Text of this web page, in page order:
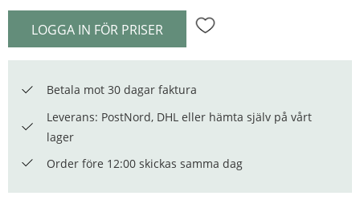
LOGGA IN FÖR PRISER Lägg till i favoriter
Betala mot 30 dagar faktura
Leverans: PostNord, DHL eller hämta själv på vårt
lager
Order före 12:00 skickas samma dag